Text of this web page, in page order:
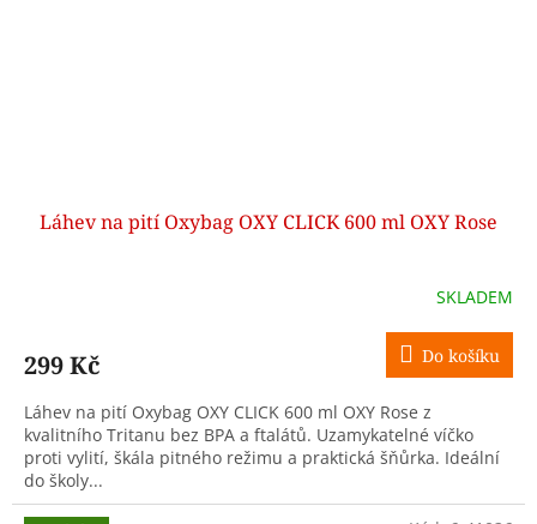
Láhev na pití Oxybag OXY CLICK 600 ml OXY Rose
SKLADEM
299 Kč Do košíku
Láhev na pití Oxybag OXY CLICK 600 ml OXY Rose z
kvalitního Tritanu bez BPA a ftalátů. Uzamykatelné víčko
proti vylití, škála pitného režimu a praktická šňůrka. Ideální
do školy...